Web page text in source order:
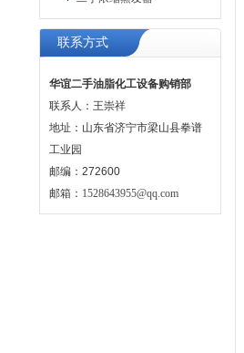
联系方式
华谊二手油脂化工设备购销部
联系人：王崇祥
地址：山东省济宁市梁山县拳谱
工业园
邮编：272600
邮箱： 1528643955@qq.com